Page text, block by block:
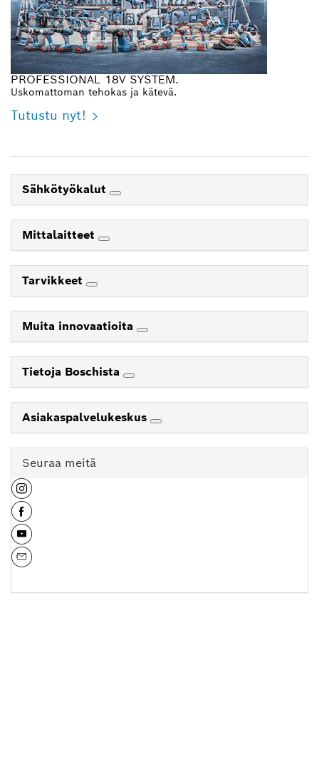
PROFESSIONAL 18V SYSTEM.
Uskomattoman tehokas ja kätevä.
Tutustu nyt!
Sähkötyökalut
Mittalaitteet
Tarvikkeet
Muita innovaatioita
Tietoja Boschista
Asiakaspalvelukeskus
Seuraa meitä